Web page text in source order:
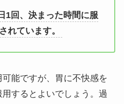
1回、決まった時間に服
れています。
能ですが、胃に不快感を
するとよいでしょう。過